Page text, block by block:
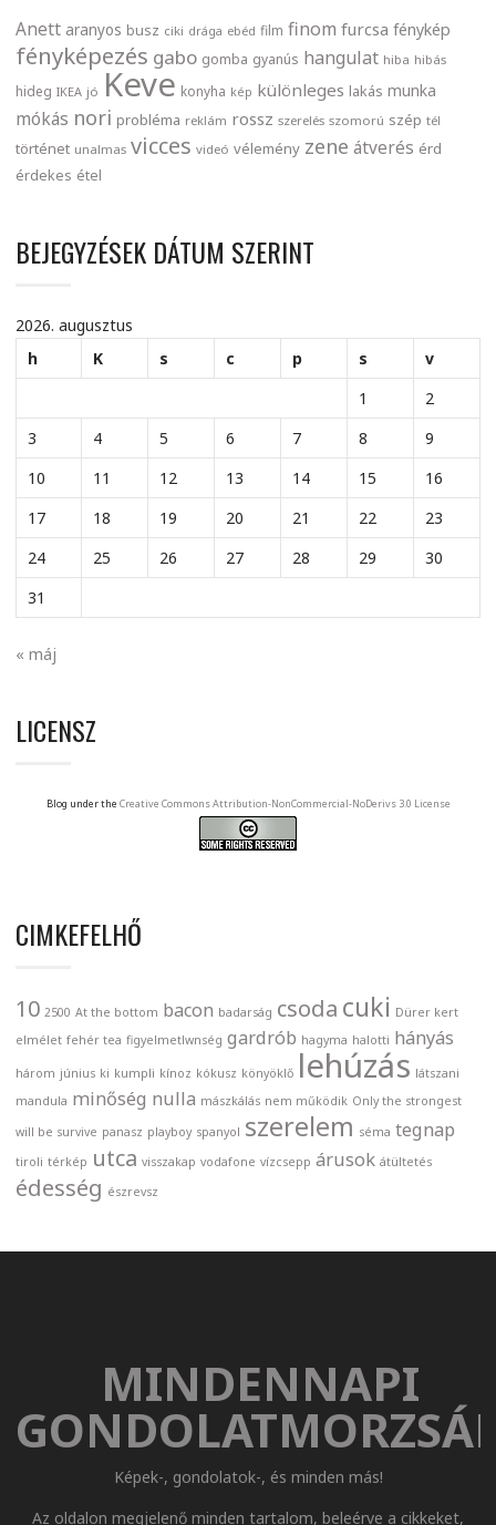
Anett aranyos busz ciki drága ebéd film finom furcsa fénykép
fényképezés gabo gomba gyanús hangulat hiba hibás
hideg IKEA jó Keve konyha kép különleges lakás munka
mókás nori probléma reklám rossz szerelés szomorú szép tél
történet unalmas vicces videó vélemény zene átverés érd
érdekes étel
BEJEGYZÉSEK DÁTUM SZERINT
2026. augusztus
h
K s c p s
v
1
2
3
4 5 6 7 8
9
10
11 12 13 14 15
16
17
18 19 20 21 22
23
24
25 26 27 28 29
30
31
« máj
LICENSZ
Blog under the Creative Commons Attribution-NonCommercial-NoDerivs 3.0 License
CIMKEFELHŐ
10 2500 At the bottom bacon badarság csoda cuki Dürer kert
elmélet fehér tea figyelmetlwnség gardrób hagyma halotti hányás
három június ki kumpli kínoz kókusz könyöklő lehúzás látszani
mandula minőség nulla mászkálás nem működik Only the strongest
will be survive panasz playboy spanyol szerelem séma tegnap
tiroli térkép utca visszakap vodafone vízcsepp árusok átültetés
édesség észrevsz
MINDENNAPI
Képek-, gondolatok-, és minden más!
Az oldalon megjelenő minden tartalom, beleérve a cikkeket,